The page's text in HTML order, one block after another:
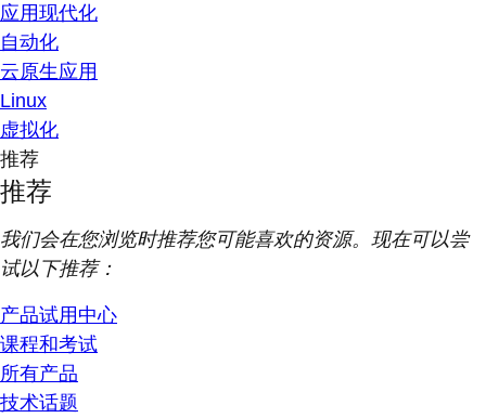
应用现代化
自动化
云原生应用
Linux
虚拟化
推荐
推荐
我们会在您浏览时推荐您可能喜欢的资源。现在可以尝
试以下推荐：
产品试用中心
课程和考试
所有产品
技术话题